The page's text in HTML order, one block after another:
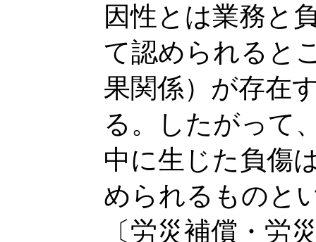
因性とは業務と
て認められると
果関係）が存在
る。したがって
中に生じた負傷
められるものと
〔労災補償・労